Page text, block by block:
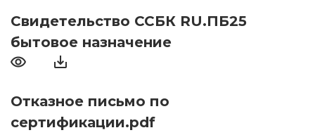
Свидетельство ССБК RU.ПБ25
бытовое назначение
Отказное письмо по
сертификации.pdf